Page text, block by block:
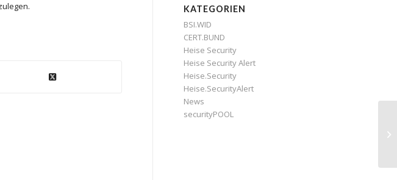
KATEGORIEN
BSI.WID
CERT.BUND
Heise Security
Heise Security Alert
Heise.Security
Heise.SecurityAlert
News
securityPOOL